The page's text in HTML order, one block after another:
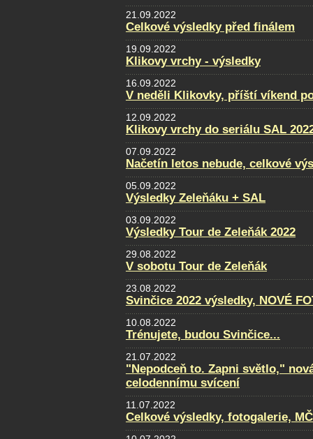
21.09.2022
Celkové výsledky před finálem
19.09.2022
Klikovy vrchy - výsledky
16.09.2022
V neděli Klikovky, příští víkend
12.09.2022
Klikovy vrchy do seriálu SAL
07.09.2022
Načetín letos nebude, celkové
05.09.2022
Výsledky Zeleňáku + SAL
03.09.2022
Výsledky Tour de Zeleňák 2022
29.08.2022
V sobotu Tour de Zeleňák
23.08.2022
Svinčice 2022 výsledky, NOVÉ
10.08.2022
Trénujete, budou Svinčice...
21.07.2022
"Nepodceň to. Zapni světlo,"
celodennímu svícení
11.07.2022
Celkové výsledky, fotogalerie,